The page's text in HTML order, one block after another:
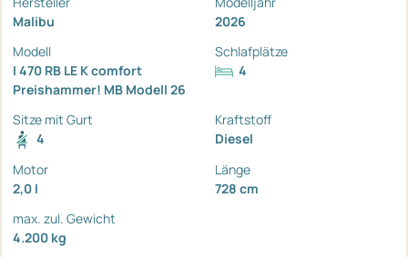
Malibu
2026
Modell
I 470 RB LE K comfort
Preishammer! MB Modell 26
Schlafplätze
4
Sitze mit Gurt
4
Kraftstoff
Diesel
Motor
2,0 l
Länge
728 cm
max. zul. Gewicht
4.200 kg